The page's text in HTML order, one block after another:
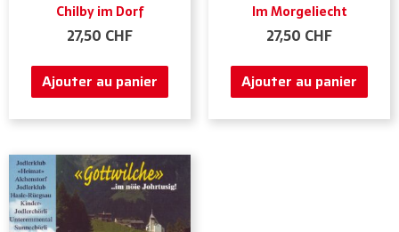
Chilby im Dorf
27,50 CHF
Ajouter au panier
Im Morgeliecht
27,50 CHF
Ajouter au panier